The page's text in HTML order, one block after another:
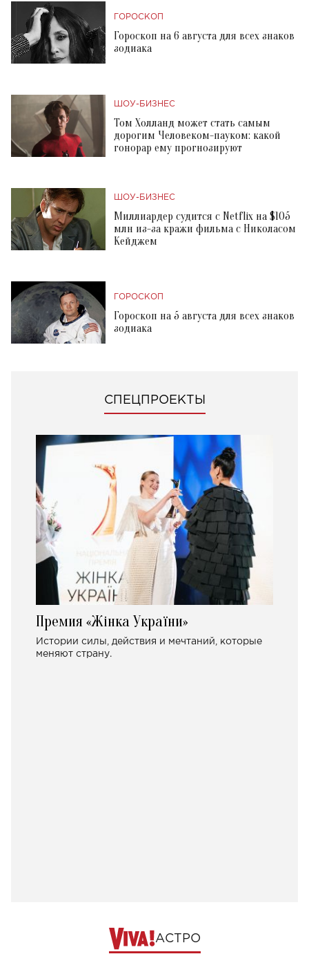
ГОРОСКОП
Гороскоп на 6 августа для всех знаков
зодиака
ШОУ-БИЗНЕС
Том Холланд может стать самым
дорогим Человеком-пауком: какой
гонорар ему прогнозируют
ШОУ-БИЗНЕС
Миллиардер судится с Netflix на $105
млн из-за кражи фильма с Николасом
Кейджем
ГОРОСКОП
Гороскоп на 5 августа для всех знаков
зодиака
СПЕЦПРОЕКТЫ
Премия «Жінка України»
Истории силы, действия и мечтаний, которые
меняют страну.
АСТРО